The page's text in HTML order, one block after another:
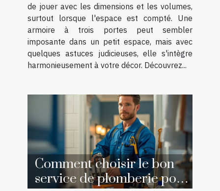
de jouer avec les dimensions et les volumes,
surtout lorsque l'espace est compté. Une
armoire à trois portes peut sembler
imposante dans un petit espace, mais avec
quelques astuces judicieuses, elle s'intègre
harmonieusement à votre décor. Découvrez...
Comment choisir le bon
service de plomberie pour